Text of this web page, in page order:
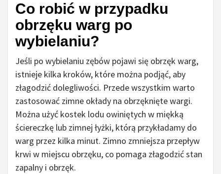
Co robić w przypadku
obrzęku warg po
wybielaniu?
Jeśli po wybielaniu zębów pojawi się obrzęk warg,
istnieje kilka kroków, które można podjąć, aby
złagodzić dolegliwości. Przede wszystkim warto
zastosować zimne okłady na obrzęknięte wargi.
Można użyć kostek lodu owiniętych w miękką
ściereczkę lub zimnej łyżki, którą przykładamy do
warg przez kilka minut. Zimno zmniejsza przepływ
krwi w miejscu obrzęku, co pomaga złagodzić stan
zapalny i obrzęk.